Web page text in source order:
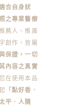
合自身狀
之專業醫療
薦人、推廣
創作，皆屬
保證，一切
內容之真實
在使用本品
「點好香．
平．人隨